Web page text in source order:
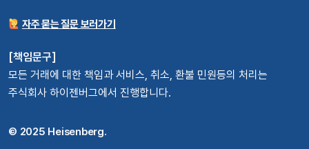
자주 묻는 질문 보러가기
[책임문구]
모든 거래에 대한 책임과 서비스, 취소, 환불 민원등의 처리는
주식회사 하이젠버그에서 진행합니다.
© 2025 Heisenberg.